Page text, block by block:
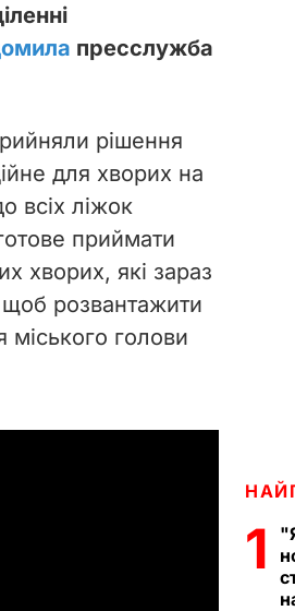
пресслужба
рішення
для хворих на
всіх ліжок
приймати
хворих, які зараз
щоб розвантажити
міського голови
1